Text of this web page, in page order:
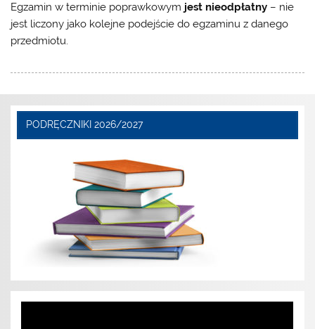
Egzamin w terminie poprawkowym jest nieodpłatny – nie
jest liczony jako kolejne podejście do egzaminu z danego
przedmiotu.
PODRĘCZNIKI 2026/2027